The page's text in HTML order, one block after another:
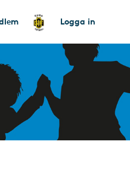
Logga in